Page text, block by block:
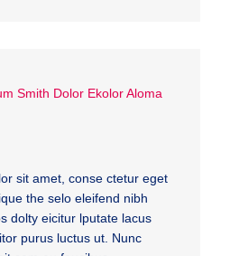
Smith Dolor Ekolor Aloma
sit amet, conse ctetur eget
the selo eleifend nibh
dolty eicitur lputate lacus
purus luctus ut. Nunc